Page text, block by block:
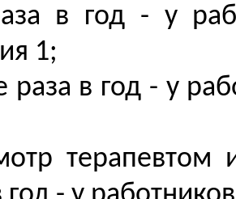
в год - у
1;
раза в год - у
терапевтом